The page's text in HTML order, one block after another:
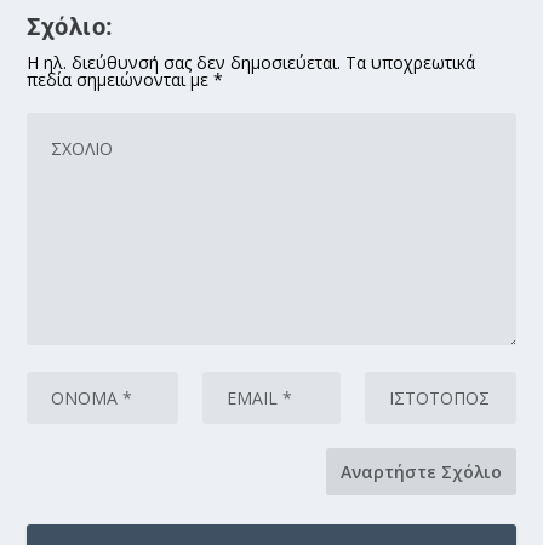
Σχόλιο:
Η ηλ. διεύθυνσή σας δεν δημοσιεύεται. Τα υποχρεωτικά
πεδία σημειώνονται με *